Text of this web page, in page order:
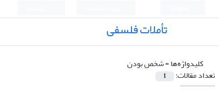
تأملات فلسفی
کلیدواژه‌ها =شخص بودن
تعداد مقالات:
1